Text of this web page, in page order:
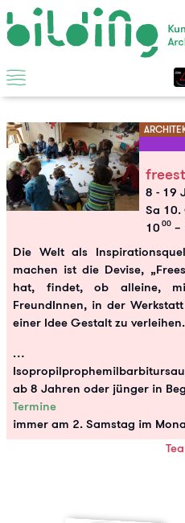
8 - 19
Sa 10.
10 00 –
Die Welt als
machen ist die Devise,
hat, findet, ob alleine,
FreundInnen, in der
einer Idee Gestalt zu verleihen.
…
ab 8 Jahren oder jünger in
Termine
immer am 2. Samstag im